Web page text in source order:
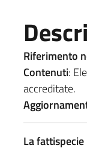
Riferimento
Contenuti:
accreditate.
La